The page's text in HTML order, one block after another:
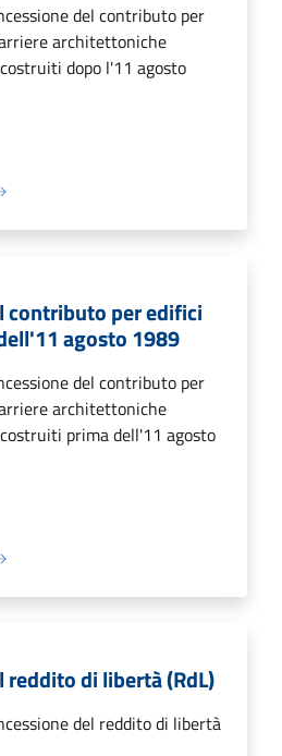
del contributo per
architettoniche
dopo l'11 agosto
contributo per edifici
agosto 1989
del contributo per
architettoniche
prima dell'11 agosto
reddito di libertà (RdL)
del reddito di libertà